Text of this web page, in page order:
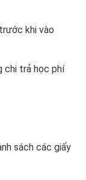
khi vào
chi trả học phí
sách các giấy